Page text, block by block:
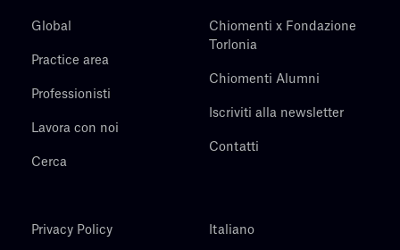
Global
Practice area
Professionisti
Lavora con noi
Cerca
Chiomenti x Fondazione
Torlonia
Chiomenti Alumni
Iscriviti alla newsletter
Contatti
Privacy Policy Italiano